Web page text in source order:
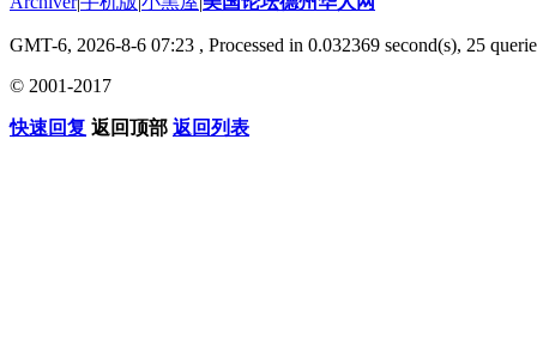
GMT-6, 2026-8-6 07:23 , Processed in 0.032369 second(s), 25
© 2001-2017
快速回复 返回顶部 返回列表